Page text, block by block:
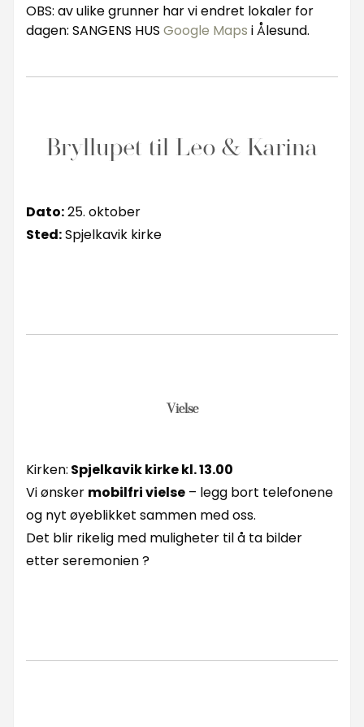
OBS: av ulike grunner har vi endret lokaler for
dagen: SANGENS HUS Google Maps i Ålesund.
Bryllupet til Leo & Karina
Dato:25. oktober
Sted:Spjelkavik kirke
Vielse
Kirken: Spjelkavik kirke kl. 13.00
Vi ønsker mobilfri vielse– legg bort telefonene
og nyt øyeblikket sammen med oss.
Det blir rikelig med muligheter til å ta bilder
etter seremonien ?